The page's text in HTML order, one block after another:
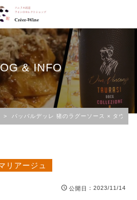
& INFO
> パッパルデッレ 猪のラグーソース × タウラ
リアージュ
公開日 ：2023/11/14